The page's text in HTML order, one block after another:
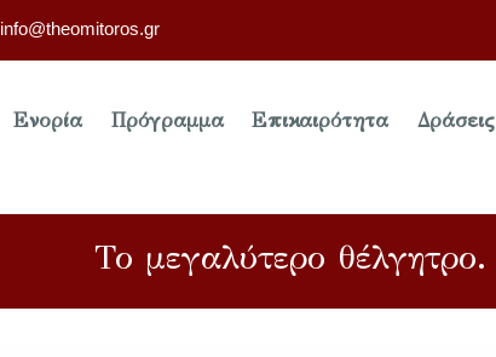
info@theomitoros.gr
Ενορία Πρόγραμμα Επικαιρότητα Δράσεις
Το μεγαλύτερο θέλγητρο.